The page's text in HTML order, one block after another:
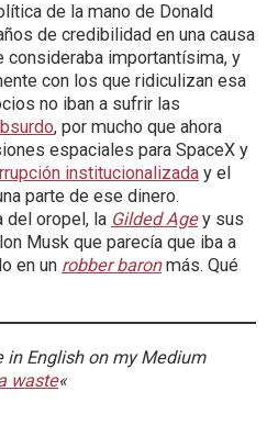
de la mano de Donald
de credibilidad en una causa
consideraba importantísima, y
con los que ridiculizan esa
no iban a sufrir las
, por mucho que ahora
espaciales para SpaceX y
institucionalizada y el
parte de ese dinero.
del oropel, la Gilded Agey sus
Musk que parecía que iba a
en un robber baronmás. Qué
in English on my Medium
waste«